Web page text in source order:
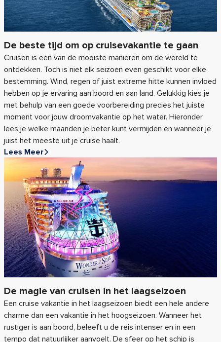
De beste tijd om op cruisevakantie te gaan
Cruisen is een van de mooiste manieren om de wereld te
ontdekken. Toch is niet elk seizoen even geschikt voor elke
bestemming. Wind, regen of juist extreme hitte kunnen invloed
hebben op je ervaring aan boord en aan land. Gelukkig kies je
met behulp van een goede voorbereiding precies het juiste
moment voor jouw droomvakantie op het water. Hieronder
lees je welke maanden je beter kunt vermijden en wanneer je
juist het meeste uit je cruise haalt.
Lees Meer
De magie van cruisen in het laagseizoen
Een cruise vakantie in het laagseizoen biedt een hele andere
charme dan een vakantie in het hoogseizoen. Wanneer het
rustiger is aan boord, beleeft u de reis intenser en in een
tempo dat natuurlijker aanvoelt. De sfeer op het schip is